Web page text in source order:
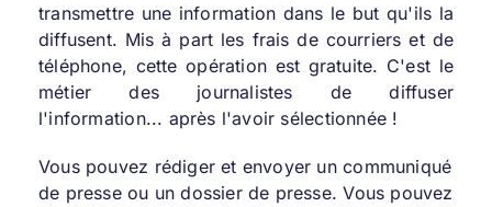
transmettre une information dans le but qu'ils la
diffusent. Mis à part les frais de courriers et de
téléphone, cette opération est gratuite. C'est le
métier des journalistes de diffuser
l'information... après l'avoir sélectionnée !
Vous pouvez rédiger et envoyer un communiqué
de presse ou un dossier de presse. Vous pouvez